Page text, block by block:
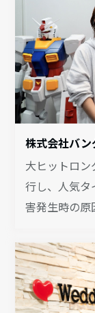
株式会社バン
大ヒットロン
行し、人気タ
害発生時の原